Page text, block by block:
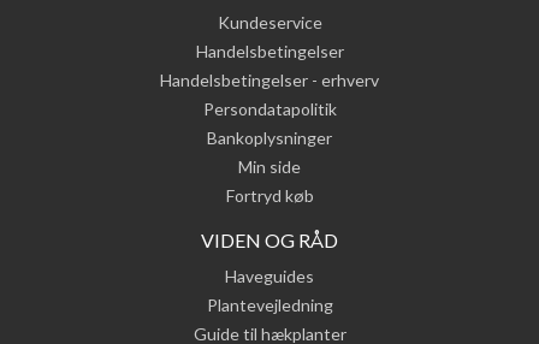
Kundeservice
Handelsbetingelser
Handelsbetingelser - erhverv
Persondatapolitik
Bankoplysninger
Min side
Fortryd køb
VIDEN OG RÅD
Haveguides
Plantevejledning
Guide til hækplanter